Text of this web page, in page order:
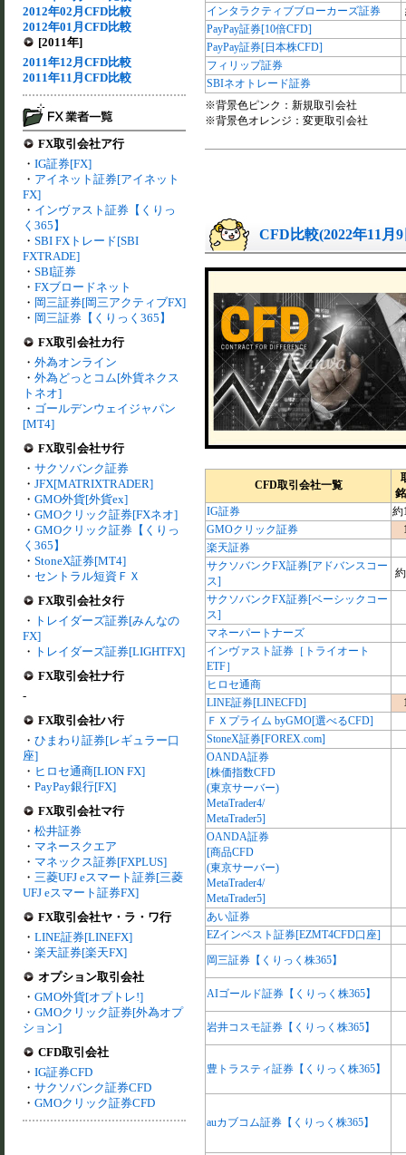
2012年02月CFD比較
2012年01月CFD比較
[2011年]
2011年12月CFD比較
2011年11月CFD比較
FX取引会社ア行
・ IG証券[FX]
・ アイネット証券[アイネット
FX]
・ インヴァスト証券【くりっ
く365】
・ SBI FXトレード[SBI
FXTRADE]
・ SBI証券
・ FXブロードネット
・ 岡三証券[岡三アクティブFX]
・ 岡三証券【くりっく365】
FX取引会社カ行
・ 外為オンライン
・ 外為どっとコム[外貨ネクス
トネオ]
・ ゴールデンウェイジャパン
[MT4]
FX取引会社サ行
・ サクソバンク証券
・ JFX[MATRIXTRADER]
・ GMO外貨[外貨ex]
・ GMOクリック証券[FXネオ]
・ GMOクリック証券【くりっ
く365】
・ StoneX証券[MT4]
・ セントラル短資ＦＸ
FX取引会社タ行
・ トレイダーズ証券[みんなの
FX]
・ トレイダーズ証券[LIGHTFX]
FX取引会社ナ行
-
FX取引会社ハ行
・ ひまわり証券[レギュラー口
座]
・ ヒロセ通商[LION FX]
・ PayPay銀行[FX]
FX取引会社マ行
・ 松井証券
・ マネースクエア
・ マネックス証券[FXPLUS]
・ 三菱UFJ eスマート証券[三菱
UFJ eスマート証券FX]
FX取引会社ヤ・ラ・ワ行
・ LINE証券[LINEFX]
・ 楽天証券[楽天FX]
オプション取引会社
・ GMO外貨[オプトレ!]
・ GMOクリック証券[外為オプ
ション]
CFD取引会社
・ IG証券CFD
・ サクソバンク証券CFD
・ GMOクリック証券CFD
インタラクティブブローカーズ証券
PayPay証券[10倍CFD]
PayPay証券[日本株CFD]
フィリップ証券
SBIネオトレード証券
※背景色ピンク：新規取引会社
※背景色オレンジ：変更取引会社
CFD比較(2022年11月
CFD取引会社一覧
IG証券
約
GMOクリック証券
楽天証券
サクソバンクFX証券[アドバンスコー
ス]
サクソバンクFX証券[ベーシックコー
ス]
マネーパートナーズ
インヴァスト証券［トライオート
ETF］
ヒロセ通商
LINE証券[LINECFD]
ＦＸプライム byGMO[選べるCFD]
StoneX証券[FOREX.com]
OANDA証券
[株価指数CFD
(東京サーバー)
MetaTrader4/
MetaTrader5]
OANDA証券
[商品CFD
(東京サーバー)
MetaTrader4/
MetaTrader5]
あい証券
EZインベスト証券[EZMT4CFD口座]
岡三証券【くりっく株365】
AIゴールド証券【くりっく株365】
岩井コスモ証券【くりっく株365】
豊トラスティ証券【くりっく株365】
auカブコム証券【くりっく株365】